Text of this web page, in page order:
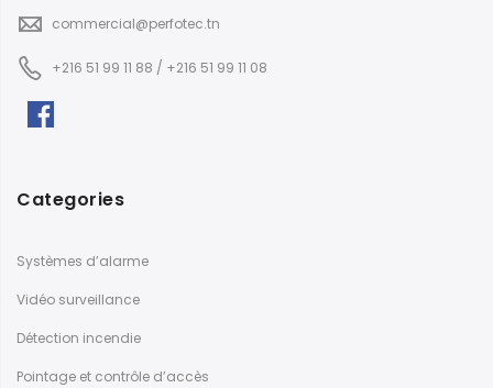
commercial@perfotec.tn
+216 51 99 11 88 / +216 51 99 11 08
Categories
Systèmes d’alarme
Vidéo surveillance
Détection incendie
Pointage et contrôle d’accès